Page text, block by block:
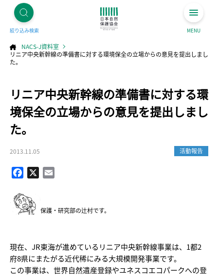
絞り込み検索 MENU
NACS-J資料室
リニア中央新幹線の準備書に対する環境保全の立場からの意見を提出しまし
た。
リニア中央新幹線の準備書に対する環
境保全の立場からの意見を提出しまし
た。
2013.11.05 活動報告
Facebook
保護・研究部の辻村です。
現在、JR東海が進めているリニア中央新幹線事業は、1都2
府8県にまたがる近代稀にみる大規模開発事業です。
この事業は、世界自然遺産登録やユネスコエコパークへの登